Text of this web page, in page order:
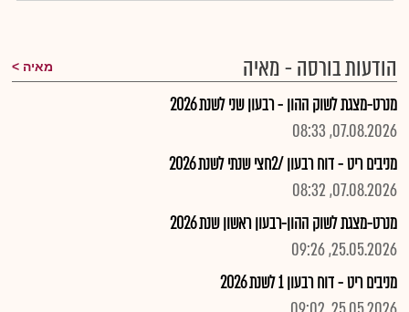
הודעות בורסה - מאיה מאיה
מנרט-מצגת לשוק ההון - רבעון שני לשנת 2026
07.08.2026, 08:33
מניבים ריט - דוח רבעון /2חצי שנתי לשנת 2026
07.08.2026, 08:32
מנרט-מצגת לשוק ההון-רבעון ראשון שנת 2026
25.05.2026, 09:26
מניבים ריט - דוח רבעון 1 לשנת 2026